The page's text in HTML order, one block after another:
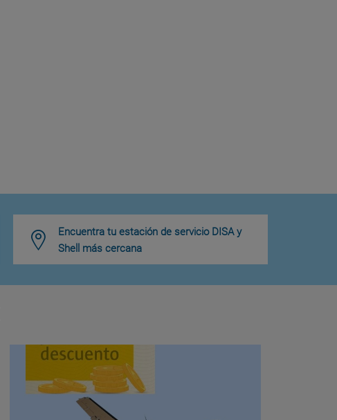
Encuentra tu estación de servicio DISA y
Shell más cercana